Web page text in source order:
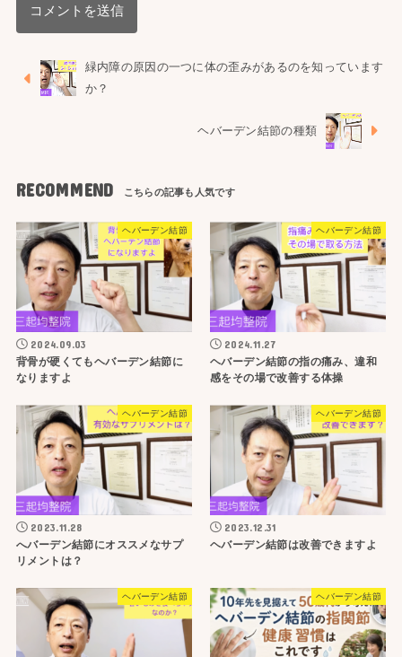
緑内障の原因の一つに体の歪みがあるのを知っています
か？
ヘバーデン結節の種類
RECOMMEND
ヘバーデン結節
2024.09.03
背骨が硬くてもヘバーデン結節に
なりますよ
ヘバーデン結節
2024.11.27
ヘバーデン結節の指の痛み、違和
感をその場で改善する体操
ヘバーデン結節
2023.11.28
へバーデン結節にオススメなサプ
リメントは？
ヘバーデン結節
2023.12.31
ヘバーデン結節は改善できますよ
ヘバーデン結節 ヘバーデン結節